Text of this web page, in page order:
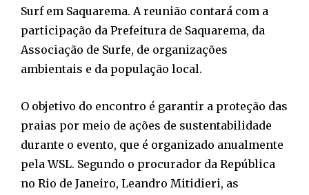
Surf em Saquarema. A reunião contará com a
participação da Prefeitura de Saquarema, da
Associação de Surfe, de organizações
ambientais e da população local.
O objetivo do encontro é garantir a proteção das
praias por meio de ações de sustentabilidade
durante o evento, que é organizado anualmente
pela WSL. Segundo o procurador da República
no Rio de Janeiro, Leandro Mitidieri, as